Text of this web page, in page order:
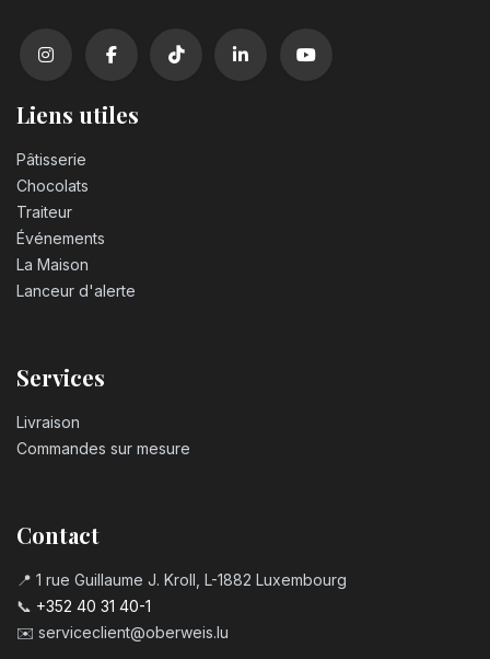
Liens utiles
Pâtisserie
Chocolats
Traiteur
Événements
La Maison
Lanceur d'alerte
Services
Livraison
Commandes sur mesure
Contact
📍 1 rue Guillaume J. Kroll, L-1882 Luxembourg
📞 +352 40 31 40-1
✉️ serviceclient@oberweis.lu